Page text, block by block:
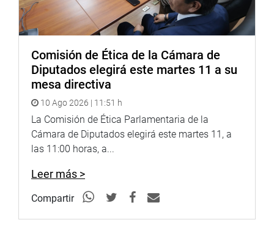
que los peruanos que viven en el exterior tengan una
mejor calidad de información electoral a la hora de ir a las
PRENSA CONGRESO 05-03-18
Puede encontrar más información en nuestra página web
y redes sociales.
http://www.congreso.gob.pe/
Facebook:https://goo.gl/s5t7XN
Twitter:https://goo.gl/iMywRR
YouTube:https://goo.gl/VBXBNk
Soundcloud:https://soundcloud.com/radiocongreso
Comisión de Ética de la Cámara de
Diputados elegirá este martes 11 a su
mesa directiva
10 Ago 2026 | 11:51 h
La Comisión de Ética Parlamentaria de la
Cámara de Diputados elegirá este martes 11, a
las 11:00 horas, a...
Leer más >
Compartir